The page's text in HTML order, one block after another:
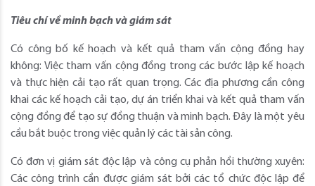
Tiêu chí về minh bạch và giám sát
Có công bố kế hoạch và kết quả tham vấn cộng đồng hay
không: Việc tham vấn cộng đồng trong các bước lập kế hoạch
và thực hiện cải tạo rất quan trọng. Các địa phương cần công
khai các kế hoạch cải tạo, dự án triển khai và kết quả tham vấn
cộng đồng để tạo sự đồng thuận và minh bạch. Đây là một yêu
cầu bắt buộc trong việc quản lý các tài sản công.
Có đơn vị giám sát độc lập và công cụ phản hồi thường xuyên:
Các công trình cần được giám sát bởi các tổ chức độc lập để